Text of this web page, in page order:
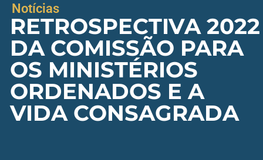
Notícias
RETROSPECTIVA 2022
DA COMISSÃO PARA
OS MINISTÉRIOS
ORDENADOS E A
VIDA CONSAGRADA